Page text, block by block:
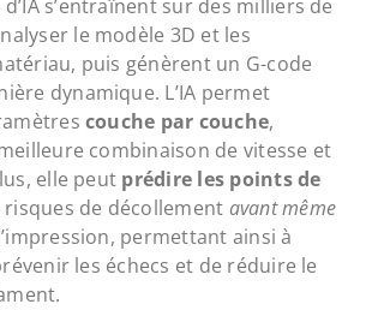
s’entraînent sur des milliers de
le modèle 3D et les
puis génèrent un G-code
dynamique. L’IA permet
couche par couche,
combinaison de vitesse et
elle peut prédire les points de
risques de décollement avant même
permettant ainsi à
les échecs et de réduire le